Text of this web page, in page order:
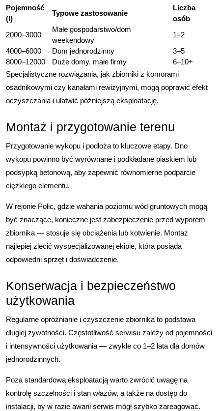
Pojemność
(l)
Typowe zastosowanie
Liczba
osób
2000–3000
Małe gospodarstwo/dom
weekendowy
1–2
4000–6000
Dom jednorodzinny
3–5
8000–12000
Duże domy, małe firmy
6–10+
Specjalistyczne rozwiązania, jak zbiorniki z komorami
osadnikowymi czy kanałami rewizyjnymi, mogą poprawić efekt
oczyszczania i ułatwić późniejszą eksploatację.
Montaż i przygotowanie terenu
Przygotowanie wykopu i podłoża to kluczowe etapy. Dno
wykopu powinno być wyrównane i podkładane piaskiem lub
podsypką betonową, aby zapewnić równomierne podparcie
ciężkiego elementu.
W rejonie Polic, gdzie wahania poziomu wód gruntowych mogą
być znaczące, konieczne jest zabezpieczenie przed wyporem
zbiornika — stosuje się obciążenia lub kotwienie. Montaż
najlepiej zlecić wyspecjalizowanej ekipie, która posiada
odpowiedni sprzęt i doświadczenie.
Konserwacja i bezpieczeństwo
użytkowania
Regularne opróżnianie i czyszczenie zbiornika to podstawa
długiej żywotności. Częstotliwość serwisu zależy od pojemności
i intensywności użytkowania — zwykle co 1–2 lata dla domów
jednorodzinnych.
Poza standardową eksploatacją warto zwrócić uwagę na
kontrolę szczelności i stan włazów, a także na dostęp do
instalacji, by w razie awarii serwis mógł szybko zareagować.